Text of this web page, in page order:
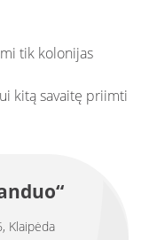
tik kolonijas
kitą savaitę priimti
Klaipėda